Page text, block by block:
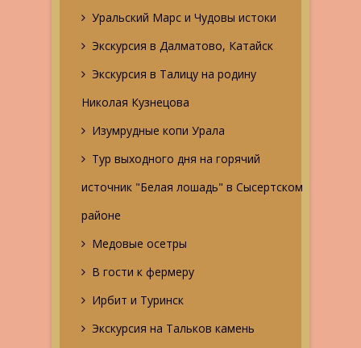
Уральский Марс и Чудовы истоки
Экскурсия в Далматово, Катайск
Экскурсия в Талицу на родину
Николая Кузнецова
Изумрудные копи Урала
Тур выходного дня на горячий
источник "Белая лошадь" в Сысертском
районе
Медовые осетры
В гости к фермеру
Ирбит и Туринск
Экскурсия на Тальков камень